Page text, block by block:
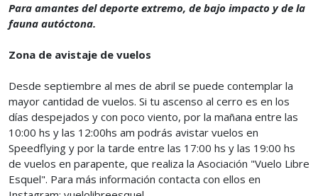
Para amantes del deporte extremo, de bajo impacto y de la
fauna autóctona.
Zona de avistaje de vuelos
Desde septiembre al mes de abril se puede contemplar la
mayor cantidad de vuelos. Si tu ascenso al cerro es en los
días despejados y con poco viento, por la mañana entre las
10:00 hs y las 12:00hs am podrás avistar vuelos en
Speedflying y por la tarde entre las 17:00 hs y las 19:00 hs
de vuelos en parapente, que realiza la Asociación "Vuelo Libre
Esquel". Para más información contacta con ellos en